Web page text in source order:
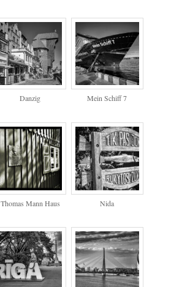
Danzig Mein Schiff 7
Thomas Mann Haus Nida